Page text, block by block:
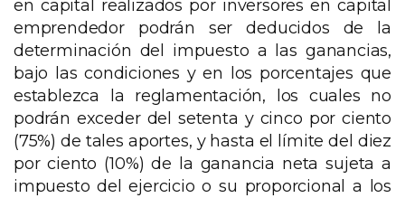
en capital realizados por inversores en capital
emprendedor podrán ser deducidos de la
determinación del impuesto a las ganancias,
bajo las condiciones y en los porcentajes que
establezca la reglamentación, los cuales no
podrán exceder del setenta y cinco por ciento
(75%) de tales aportes, y hasta el límite del diez
por ciento (10%) de la ganancia neta sujeta a
impuesto del ejercicio o su proporcional a los